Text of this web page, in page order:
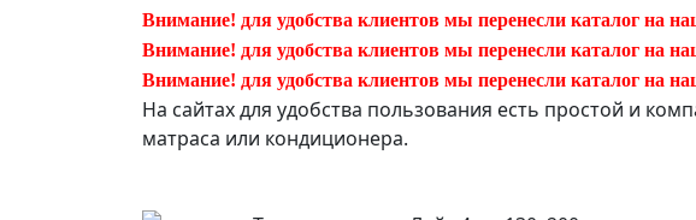
Внимание! для удобства клиентов мы перенесли каталог на
Внимание! для удобства клиентов мы перенесли каталог на
Внимание! для удобства клиентов мы перенесли каталог на
На сайтах для удобства пользования есть простой и
матраса или кондиционера.